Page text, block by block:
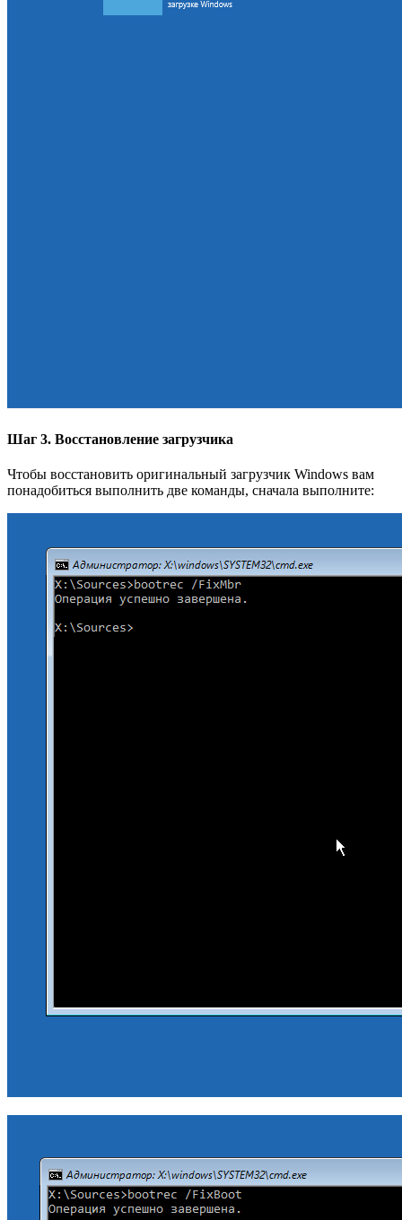
Шаг 3. Восстановление загрузчика
Чтобы восстановить оригинальный загрузчик Windows вам
понадобиться выполнить две команды, сначала выполните: